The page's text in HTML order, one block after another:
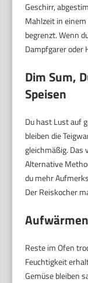
Geschirr,
Mahlzeit in
begrenzt. Wenn
Dampfgarer oder
Dim Sum,
Speisen
Du hast Lust auf
bleiben die
gleichmäßig. Das
Alternative
du mehr
Der Reiskocher
Reste im Ofen
Feuchtigkeit
Gemüse bleiben